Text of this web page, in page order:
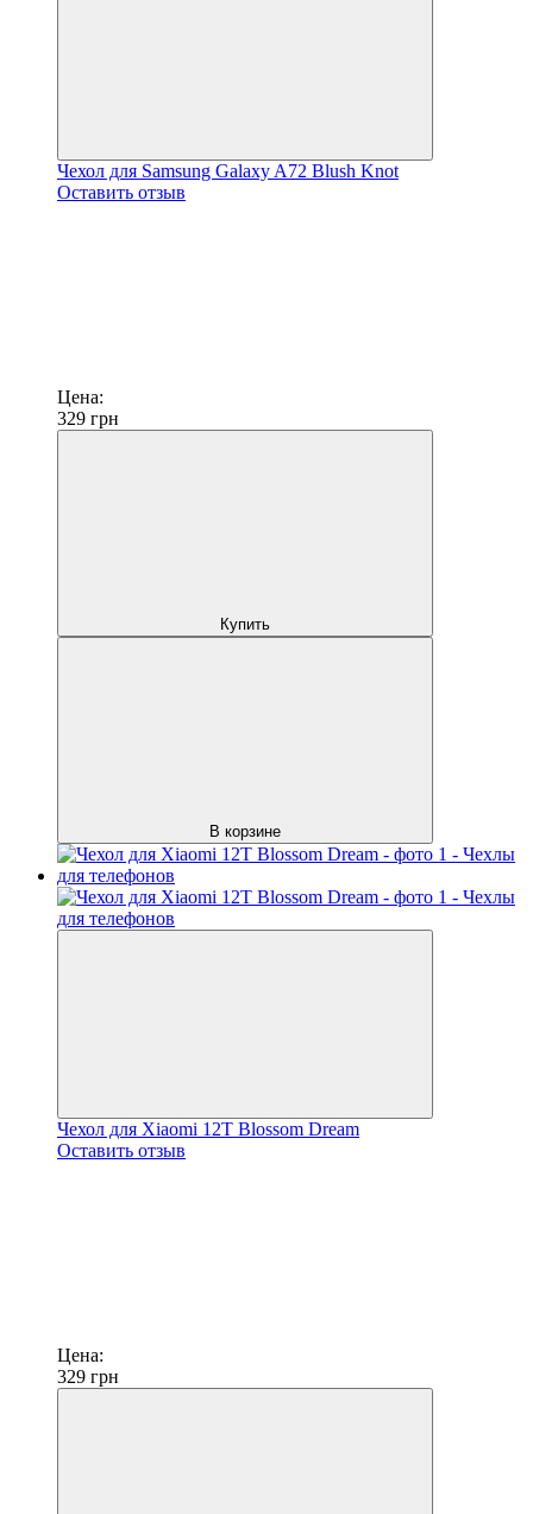
Чехол для Samsung Galaxy A72 Blush Knot
Оставить отзыв
Цена:
329 грн
Купить
В корзине
Чехол для Xiaomi 12T Blossom Dream
Оставить отзыв
Цена:
329 грн